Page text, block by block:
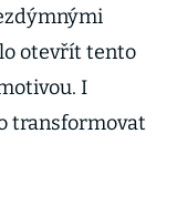
otevřít tento
I
transformovat